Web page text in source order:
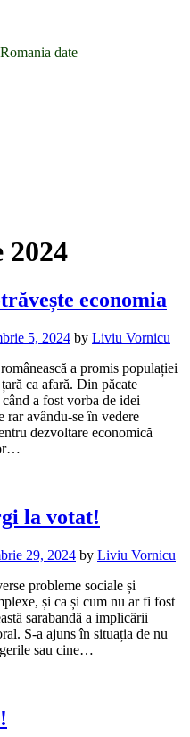
date
2024
economia
5, 2024 by Liviu Vornicu
a promis populației
ca afară. Din păcate
a fost vorba de idei
rar avându-se în vedere
dezvoltare economică
la votat!
29, 2024 by Liviu Vornicu
probleme sociale și
și ca și cum nu ar fi fost
sarabandă a implicării
S-a ajuns în situația de nu
sau cine…